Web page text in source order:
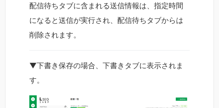
配信待ちタブに含まれる送信情報は、指定時間
になると送信が実行され、配信待ちタブからは
削除されます。
▼下書き保存の場合、下書きタブに表示されま
す。